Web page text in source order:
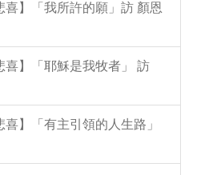
】「我所許的願」訪 顏恩
喜】「耶穌是我牧者」 訪
】「有主引領的人生路」